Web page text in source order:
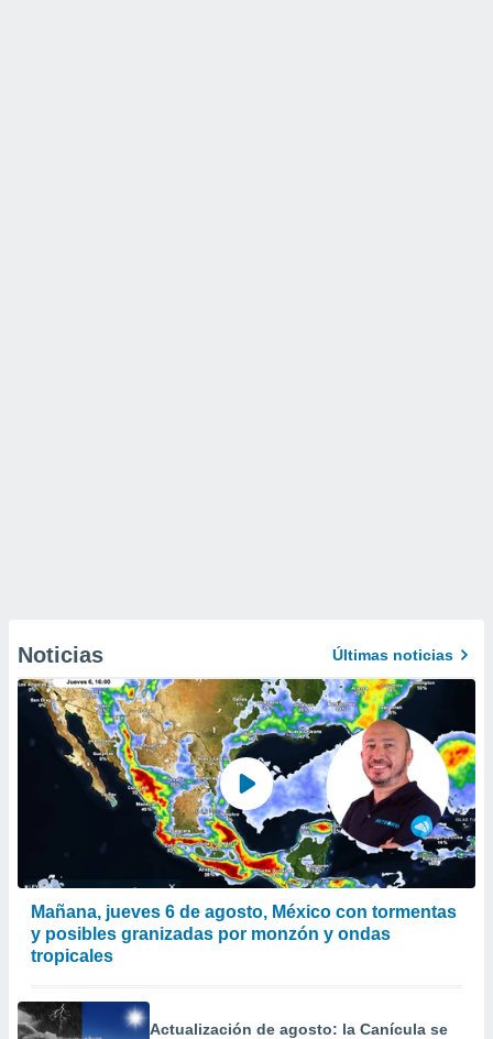
Noticias Últimas noticias
Mañana, jueves 6 de agosto, México con tormentas
y posibles granizadas por monzón y ondas
tropicales
Actualización de agosto: la Canícula se